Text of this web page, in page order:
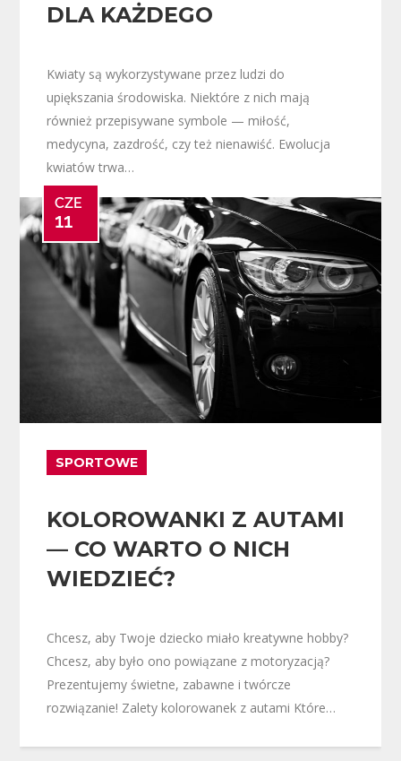
DLA KAŻDEGO
Kwiaty są wykorzystywane przez ludzi do
upiększania środowiska. Niektóre z nich mają
również przepisywane symbole — miłość,
medycyna, zazdrość, czy też nienawiść. Ewolucja
kwiatów trwa…
CZE
11
SPORTOWE
KOLOROWANKI Z AUTAMI
— CO WARTO O NICH
WIEDZIEĆ?
Chcesz, aby Twoje dziecko miało kreatywne hobby?
Chcesz, aby było ono powiązane z motoryzacją?
Prezentujemy świetne, zabawne i twórcze
rozwiązanie! Zalety kolorowanek z autami Które…